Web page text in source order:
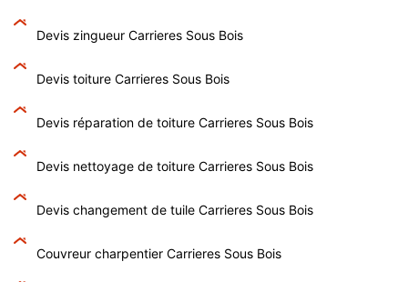
Devis zingueur Carrieres Sous Bois
Devis toiture Carrieres Sous Bois
Devis réparation de toiture Carrieres Sous Bois
Devis nettoyage de toiture Carrieres Sous Bois
Devis changement de tuile Carrieres Sous Bois
Couvreur charpentier Carrieres Sous Bois